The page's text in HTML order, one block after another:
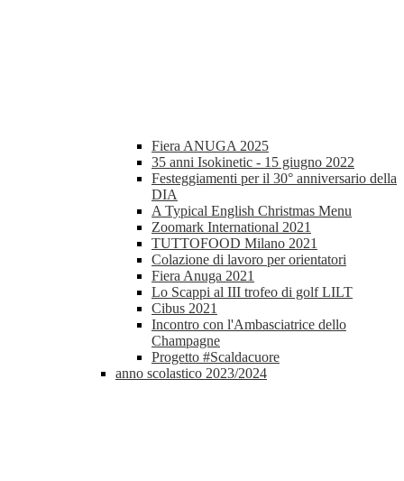
Fiera ANUGA 2025
35 anni Isokinetic - 15 giugno 2022
Festeggiamenti per il 30° anniversario della
DIA
A Typical English Christmas Menu
Zoomark International 2021
TUTTOFOOD Milano 2021
Colazione di lavoro per orientatori
Fiera Anuga 2021
Lo Scappi al III trofeo di golf LILT
Cibus 2021
Incontro con l'Ambasciatrice dello
Champagne
Progetto #Scaldacuore
anno scolastico 2023/2024